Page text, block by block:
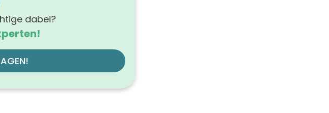
dabei?